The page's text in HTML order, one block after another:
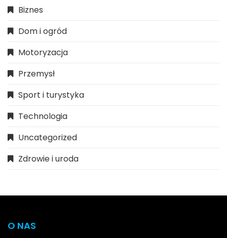
Biznes
Dom i ogród
Motoryzacja
Przemysł
Sport i turystyka
Technologia
Uncategorized
Zdrowie i uroda
O NAS